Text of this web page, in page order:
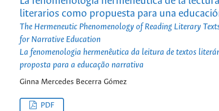
literarios como propuesta para una
The Hermeneutic Phenomenology of Reading Literary
for Narrative Education
La fenomenologia hermenêutica da leitura de textos
proposta para a educação narrativa
Ginna Mercedes Becerra Gómez
PDF